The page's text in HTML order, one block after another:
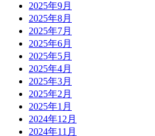
2025年9月
2025年8月
2025年7月
2025年6月
2025年5月
2025年4月
2025年3月
2025年2月
2025年1月
2024年12月
2024年11月